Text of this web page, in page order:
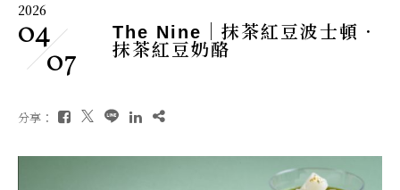
2026
04
07
The Nine｜抹茶紅豆波士頓．
抹茶紅豆奶酪
分享：